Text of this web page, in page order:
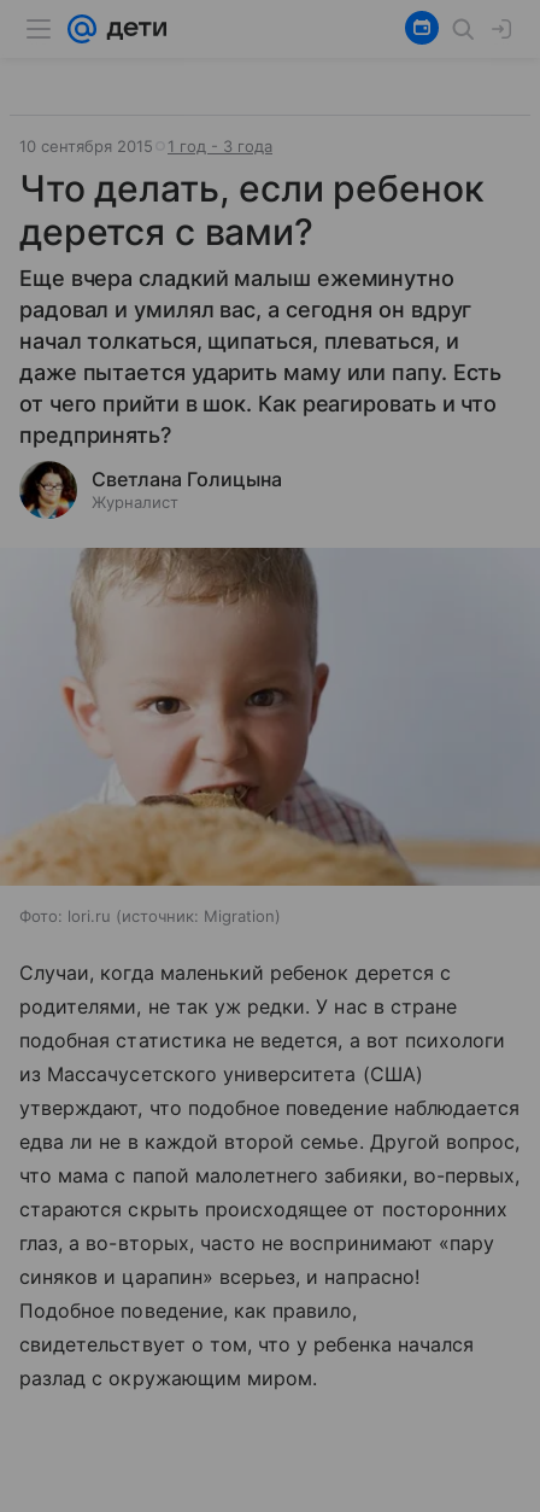
10 сентября 2015 1 год - 3 года
Что делать, если ребенок
дерется с вами?
Еще вчера сладкий малыш ежеминутно
радовал и умилял вас, а сегодня он вдруг
начал толкаться, щипаться, плеваться, и
даже пытается ударить маму или папу. Есть
от чего прийти в шок. Как реагировать и что
предпринять?
Светлана Голицына
Журналист
Фото: lori.ru источник: Migration
Случаи, когда маленький ребенок дерется с
родителями, не так уж редки. У нас в стране
подобная статистика не ведется, а вот психологи
из Массачусетского университета (США)
утверждают, что подобное поведение наблюдается
едва ли не в каждой второй семье. Другой вопрос,
что мама с папой малолетнего забияки, во-первых,
стараются скрыть происходящее от посторонних
глаз, а во-вторых, часто не воспринимают «пару
синяков и царапин» всерьез, и напрасно!
Подобное поведение, как правило,
свидетельствует о том, что у ребенка начался
разлад с окружающим миром.